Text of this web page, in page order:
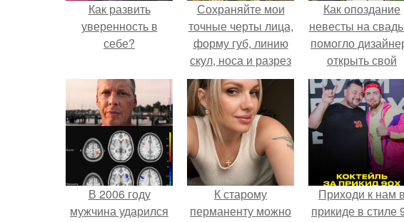
Как развить
уверенность в
себе?
Сохраняйте мои
точные черты лица,
форму губ, линию
скул, носа и разрез
глаз.
Как опоздание
невесты на
помогло
открыть свой
бренд.
В 2006 году
мужчина ударился
К старому
перманенту можно
Приходи к нам в
прикиде в стиле